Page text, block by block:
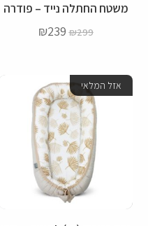
משטח החתלה נייד – פודרה
₪299
₪239
אזל המלאי